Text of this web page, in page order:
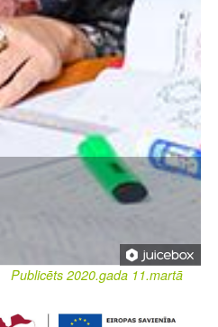
Publicēts 2020.gada 11.martā